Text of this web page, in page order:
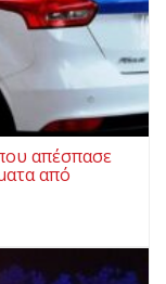
απέσπασε
από